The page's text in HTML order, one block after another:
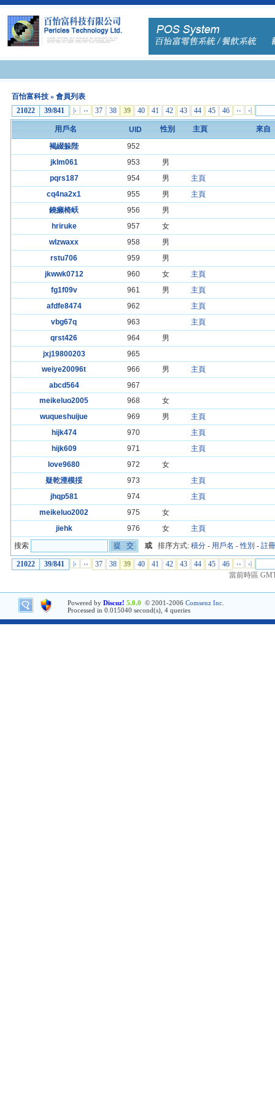
百怡富科技 » 會員列表
21022
39/841 |‹ ‹‹ 37 38 39 40 41 42 43 44 45 46 ›› ›|
用戶名 UID 性別 主頁
來自
褐綴躲陛
952
jklm061
953
男
pqrs187
954 男
主頁
cq4na2x1
955 男
主頁
鐃癩椅岆
956
男
hriruke
957
女
wlzwaxx
958
男
rstu706
959
男
jkwwk0712
960 女
主頁
fg1f09v
961 男
主頁
afdfe8474
962
主頁
vbg67q
963
主頁
qrst426
964
男
jxj19800203
965
weiye20096t
966 男
主頁
abcd564
967
meikeluo2005
968
女
wuqueshuijue
969 男
主頁
hijk474
970
主頁
hijk609
971
主頁
love9680
972
女
疑乾湮模挼
973
主頁
jhqp581
974
主頁
meikeluo2002
975
女
jiehk
976 女
主頁
搜索
或 排序方式:積分 - 用戶名 -性別 -註
21022 39/841 |‹ ‹‹ 37 38 39 40 41 42 43 44 45 46 ›› ›|
當前時區
Powered by Discuz! 5.0.0 © 2001-2006 Comsenz Inc.
Processed in 0.015040 second(s), 4 queries